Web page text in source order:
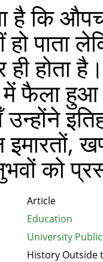
कि
हो
ही
में फैला
इमारतों,
को
Article
Education
University
History Outside